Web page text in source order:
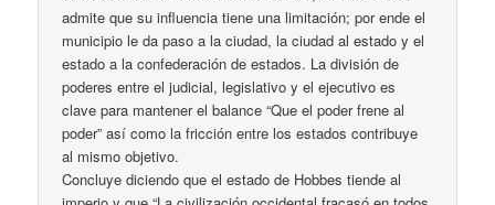
admite que su influencia tiene una limitación; por ende el
municipio le da paso a la ciudad, la ciudad al estado y el
estado a la confederación de estados. La división de
poderes entre el judicial, legislativo y el ejecutivo es
clave para mantener el balance “Que el poder frene al
poder” así como la fricción entre los estados contribuye
al mismo objetivo.
Concluye diciendo que el estado de Hobbes tiende al